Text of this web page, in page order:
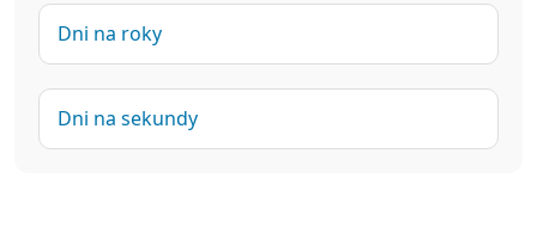
Dni na roky
Dni na sekundy